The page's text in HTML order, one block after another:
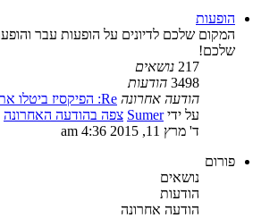
הופעות
המקום שלכם לדיונים על הופעות עבר
שלכם!
217 נושאים
3498 הודעות
הודעה אחרונה Re: הפיקסיז ביטלו את ההופעה ש…
על ידיSumer צפה בהודעה האחרונה
ד' מרץ 11, 2015 4:36 am
פורום
נושאים
הודעות
הודעה אחרונה